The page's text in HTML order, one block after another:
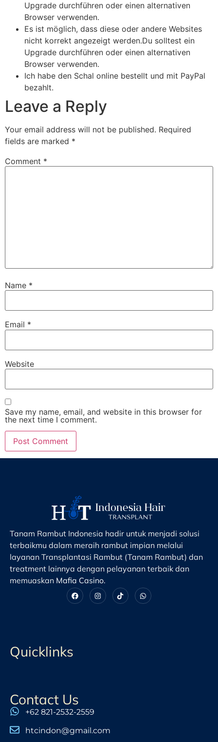
Upgrade durchführen oder einen alternativen
Browser verwenden.
Es ist möglich, dass diese oder andere Websites
nicht korrekt angezeigt werden.Du solltest ein
Upgrade durchführen oder einen alternativen
Browser verwenden.
Ich habe den Schal online bestellt und mit PayPal
bezahlt.
Leave a Reply
Your email address will not be published. Required
fields are marked *
Comment *
Name *
Email *
Website
Save my name, email, and website in this browser for
the next time I comment.
Tanam Rambut Indonesia hadir untuk menjadi solusi
terbaikmu dalam meraih rambut impian melalui
layanan Transplantasi Rambut (Tanam Rambut) dan
treatment lainnya dengan pelayanan terbaik dan
memuaskan Mafia Casino.
Quicklinks
Contact Us
+62 821-2532-2559
htcindon@gmail.com